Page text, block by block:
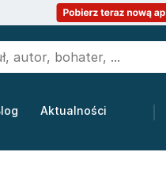
Aktualności